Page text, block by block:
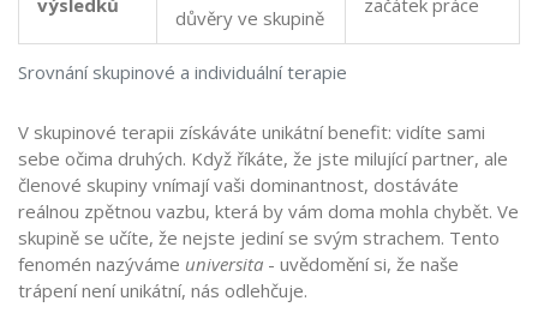
Srovnání skupinové a individuální terapie
důvěry ve skupině
V skupinové terapii získáváte unikátní benefit: vidíte sami
sebe očima druhých. Když říkáte, že jste milující partner, ale
členové skupiny vnímají vaši dominantnost, dostáváte
reálnou zpětnou vazbu, která by vám doma mohla chybět. Ve
skupině se učíte, že nejste jediní se svým strachem. Tento
fenomén nazýváme universita - uvědomění si, že naše
trápení není unikátní, nás odlehčuje.